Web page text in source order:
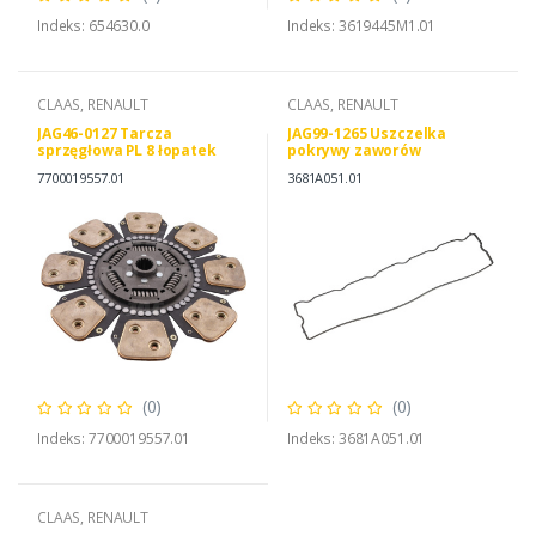
Indeks: 654630.0 Indeks: 3619445M1.01
CLAAS, RENAULT
JAG46-0127 Tarcza
sprzęgłowa PL 8 łopatek
7700019557.01
(0)
Indeks: 7700019557.01
CLAAS, RENAULT
JAG99-1265 Uszczelka
pokrywy zaworów
3681A051.01
(0)
Indeks: 3681A051.01
CLAAS, RENAULT